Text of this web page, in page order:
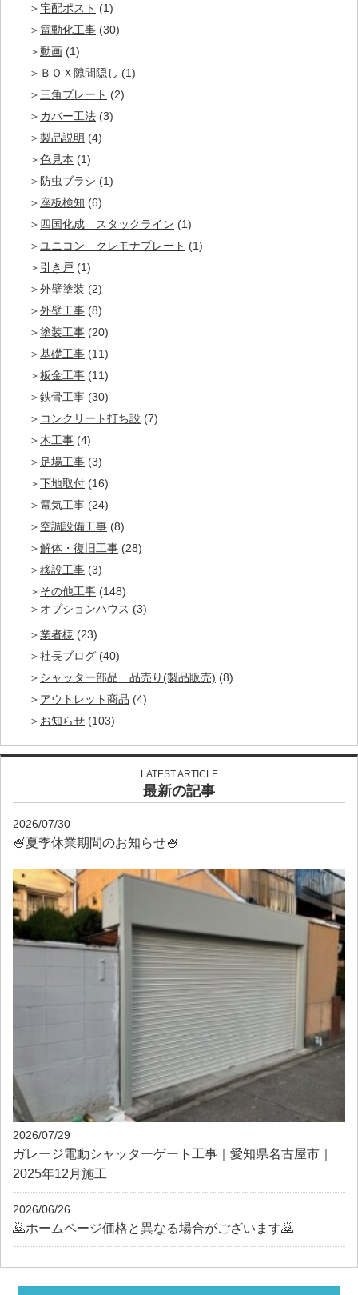
宅配ポスト (1)
電動化工事 (30)
動画 (1)
ＢＯＸ隙間隠し (1)
三角プレート (2)
カバー工法 (3)
製品説明 (4)
色見本 (1)
防虫ブラシ (1)
座板検知 (6)
四国化成 スタックライン (1)
ユニコン クレモナプレート (1)
引き戸 (1)
外壁塗装 (2)
外壁工事 (8)
塗装工事 (20)
基礎工事 (11)
板金工事 (11)
鉄骨工事 (30)
コンクリート打ち設 (7)
木工事 (4)
足場工事 (3)
下地取付 (16)
電気工事 (24)
空調設備工事 (8)
解体・復旧工事 (28)
移設工事 (3)
その他工事 (148)
オプションハウス (3)
業者様 (23)
社長ブログ (40)
シャッター部品 品売り(製品販売) (8)
アウトレット商品 (4)
お知らせ (103)
LATEST ARTICLE
最新の記事
2026/07/30
🍧夏季休業期間のお知らせ🍧
2026/07/29
ガレージ電動シャッターゲート工事｜愛知県名古屋市｜
2025年12月施工
2026/06/26
🙇ホームページ価格と異なる場合がございます🙇